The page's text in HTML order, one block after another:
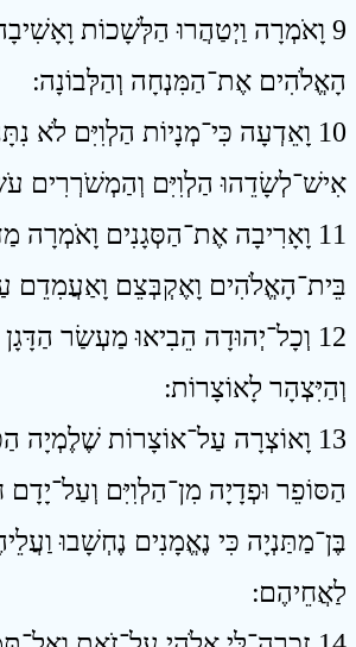
9 וָאֹמְרָה וַיְטַהֲרוּ הַלְּשָׁכוֹת
הָאֱלֹהִים אֶת־הַמִּנְחָה וְהַלְּבוֹנָה ׃
10 וָאֵדְעָה כִּי־מְנָיוֹת הַלְוִיִּם לֹא
אִישׁ־לְשָׂדֵהוּ הַלְוִיִּם וְהַמְשֹׁרְרִים
11 וָאָרִיבָה אֶת־הַסְּגָנִים וָאֹמְרָה
בֵּית־הָאֱלֹהִים וָאֶקְבְּצֵם וָאַעֲמִדֵם
12 וְכָל־יְהוּדָה הֵבִיאוּ מַעְשַׂר
וְהַיִּצְהָר לָאוֹצָרוֹת ׃
13 וָאוֹצְרָה עַל־אוֹצָרוֹת שֶׁלֶמְיָה
הַסּוֹפֵר וּפְדָיָה מִן־הַלְוִיִּם וְעַל־יָדָם
בֶּן־מַתַּנְיָה כִּי נֶאֱמָנִים נֶחְשָׁבוּ
לַאֲחֵיהֶם ׃